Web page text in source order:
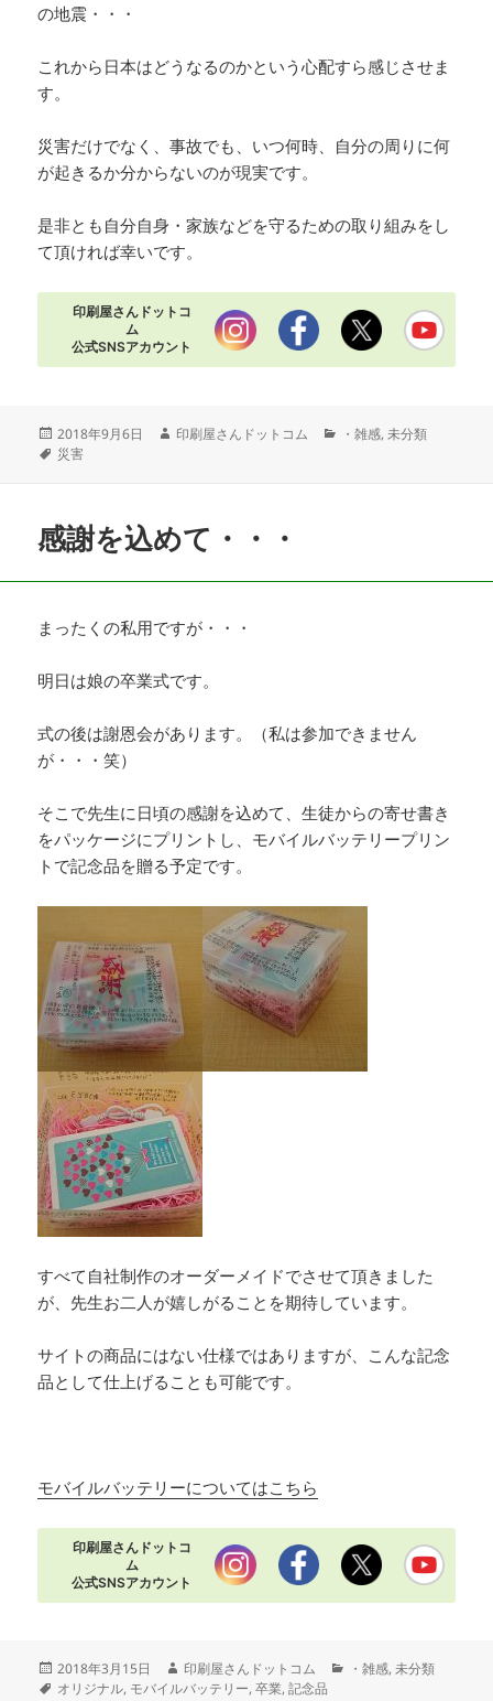
の地震・・・
これから日本はどうなるのかという心配すら感じさせま
す。
災害だけでなく、事故でも、いつ何時、自分の周りに何
が起きるか分からないのが現実です。
是非とも自分自身・家族などを守るための取り組みをし
て頂ければ幸いです。
印刷屋さんドットコ
ム
公式SNSアカウント
投
稿
2018年9月6日
作
印刷屋さんドットコム
カ・雑感,未分類
タ
災害
感謝を込めて・・・
まったくの私用ですが・・・
明日は娘の卒業式です。
式の後は謝恩会があります。（私は参加できません
が・・・笑）
そこで先生に日頃の感謝を込めて、生徒からの寄せ書き
をパッケージにプリントし、モバイルバッテリープリン
トで記念品を贈る予定です。
すべて自社制作のオーダーメイドでさせて頂きました
が、先生お二人が嬉しがることを期待しています。
サイトの商品にはない仕様ではありますが、こんな記念
品として仕上げることも可能です。
モバイルバッテリーについてはこちら
印刷屋さんドットコ
ム
公式SNSアカウント
投
稿
2018年3月15日
作
成
印刷屋さんドットコム
カ・雑感,未分類
タ
オリジナル, モバイルバッテリー,卒業,記念品